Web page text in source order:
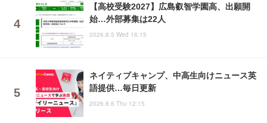
【高校受験2027】広島叡智学園高、出願開
始…外部募集は22人
2026.8.5 Wed 16:15
ネイティブキャンプ、中高生向けニュース英
語提供…毎日更新
2026.8.6 Thu 12:15